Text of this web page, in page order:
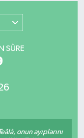
SÜRE
onun ayıplarını